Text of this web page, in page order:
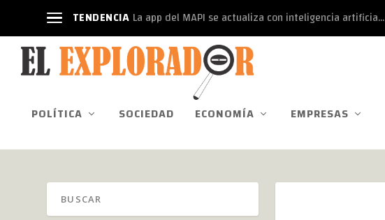
TENDENCIA La app del MAPI se actualiza con inteligencia artificia...
POLÍTICA SOCIEDAD ECONOMÍA EMPRESAS